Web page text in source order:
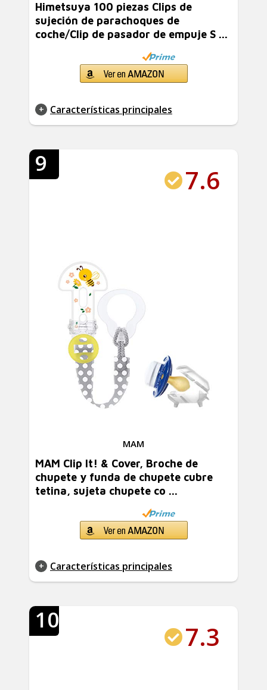
Himetsuya 100 piezas Clips de
sujeción de parachoques de
coche/Clip de pasador de empuje S ...
Características principales
9
7.6
MAM
MAM Clip It! & Cover, Broche de
chupete y funda de chupete cubre
tetina, sujeta chupete co ...
Características principales
10
7.3